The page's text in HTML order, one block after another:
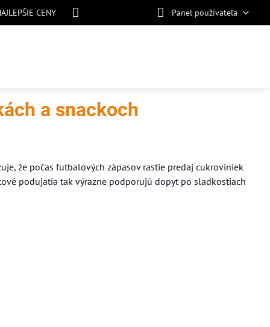
CENY Panel používateľa
a snackoch
že počas futbalových zápasov rastie predaj cukroviniek
podujatia tak výrazne podporujú dopyt po sladkostiach